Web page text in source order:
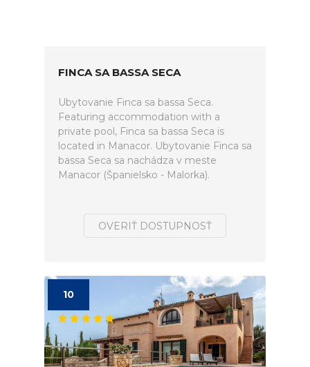
FINCA SA BASSA SECA
Ubytovanie Finca sa bassa Seca.
Featuring accommodation with a
private pool, Finca sa bassa Seca is
located in Manacor. Ubytovanie Finca sa
bassa Seca sa nachádza v meste
Manacor (Španielsko - Malorka).
OVERIŤ DOSTUPNOSŤ
10